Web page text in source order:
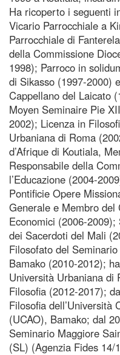
Ha ricoperto i seguenti
Vicario Parrocchiale a
Parrocchiale di
della Commissione
1998); Parroco in
di Sikasso (1997-2000)
Cappellano del Laicato
Moyen Seminaire Pie
2002); Licenza in
Urbaniana di Roma
d’Afrique di Koutiala,
Responsabile della
l’Educazione (2004-
Pontificie Opere
Generale e Membro
Economici (2006-
dei Sacerdoti del Mali
Filosofato del
Bamako (2010-2012);
Università Urbaniana di
Filosofia (2012-2017);
Filosofia dell’Università
(UCAO), Bamako; dal
Seminario Maggiore
(SL) (Agenzia Fides 14/